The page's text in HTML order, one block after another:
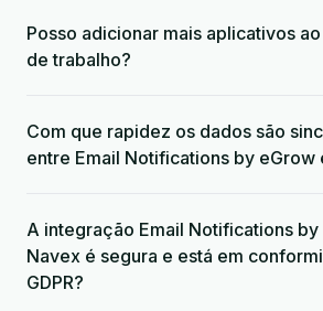
Posso adicionar mais aplicativos
de trabalho?
Com que rapidez os dados são
entre Email Notifications by eGrow
A integração Email Notifications
Navex é segura e está em
GDPR?